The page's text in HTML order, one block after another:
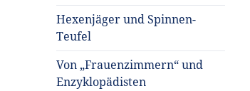
Hexenjäger und Spinnen-
Teufel
Von „Frauenzimmern“ und
Enzyklopädisten